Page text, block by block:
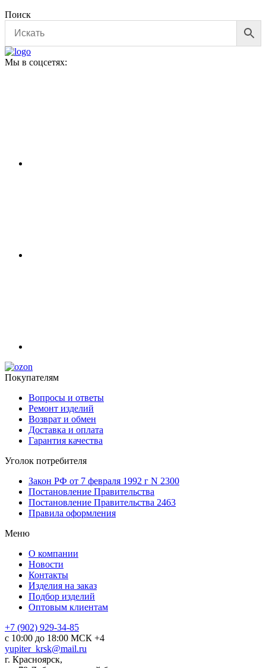
Поиск
Мы в соцсетях:
Покупателям
Вопросы и ответы
Ремонт изделий
Возврат и обмен
Доставка и оплата
Гарантия качества
Уголок потребителя
Закон РФ от 7 февраля 1992 г N 2300
Постановление Правительства
Постановление Правительства 2463
Правила оформления
Меню
О компании
Новости
Контакты
Изделия на заказ
Подбор изделий
Оптовым клиентам
+7 (902) 929-34-85
с 10:00 до 18:00 МСК +4
yupiter_krsk@mail.ru
г. Красноярск,